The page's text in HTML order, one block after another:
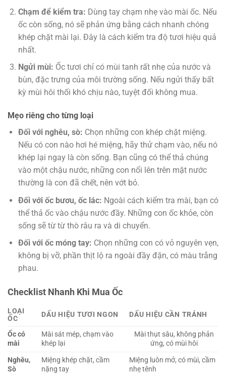
Chạm để kiểm tra: Dùng tay chạm nhẹ vào mài ốc. Nếu
ốc còn sống, nó sẽ phản ứng bằng cách nhanh chóng
khép chặt mài lại. Đây là cách kiểm tra độ tươi hiệu quả
nhất.
Ngửi mùi: Ốc tươi chỉ có mùi tanh rất nhẹ của nước và
bùn, đặc trưng của môi trường sống. Nếu ngửi thấy bất
kỳ mùi hôi thối khó chịu nào, tuyệt đối không mua.
Mẹo riêng cho từng loại
Đối với nghêu, sò: Chọn những con khép chặt miệng.
Nếu có con nào hơi hé miệng, hãy thử chạm vào, nếu nó
khép lại ngay là còn sống. Bạn cũng có thể thả chúng
vào một chậu nước, những con nổi lên trên mặt nước
thường là con đã chết, nên vớt bỏ.
Đối với ốc bươu, ốc lác: Ngoài cách kiểm tra mài, bạn có
thể thả ốc vào chậu nước đầy. Những con ốc khỏe, còn
sống sẽ từ từ thò râu ra và di chuyển.
Đối với ốc móng tay: Chọn những con có vỏ nguyên vẹn,
không bị vỡ, phần thịt lộ ra ngoài đầy đặn, có màu trắng
phau.
Checklist Nhanh Khi Mua Ốc
LOẠI
ỐC
DẤU HIỆU TƯƠI NGON DẤU HIỆU CẦN TRÁNH
Ốc có
mài
Mài sát mép, chạm vào
khép lại
Mài thụt sâu, không phản
ứng, có mùi hôi
Nghêu,
Sò
Miệng khép chặt, cầm
nặng tay
Miệng luôn mở, có mùi, cầm
nhẹ tênh